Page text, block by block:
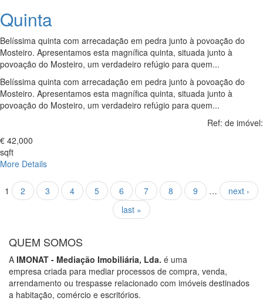
Quinta
Belíssima quinta com arrecadação em pedra junto à povoação do
Mosteiro. Apresentamos esta magnífica quinta, situada junto à
povoação do Mosteiro, um verdadeiro refúgio para quem...
Belíssima quinta com arrecadação em pedra junto à povoação do
Mosteiro. Apresentamos esta magnífica quinta, situada junto à
povoação do Mosteiro, um verdadeiro refúgio para quem...
Ref: de imóvel:
€ 42,000
sqft
More Details
Pages
1 2 3 4 5 6 7 8 9 …
next ›
last »
QUEM SOMOS
A IMONAT - Mediação Imobiliária, Lda. é uma
empresa criada para mediar processos de compra, venda,
arrendamento ou trespasse relacionado com imóveis destinados
a habitação, comércio e escritórios.